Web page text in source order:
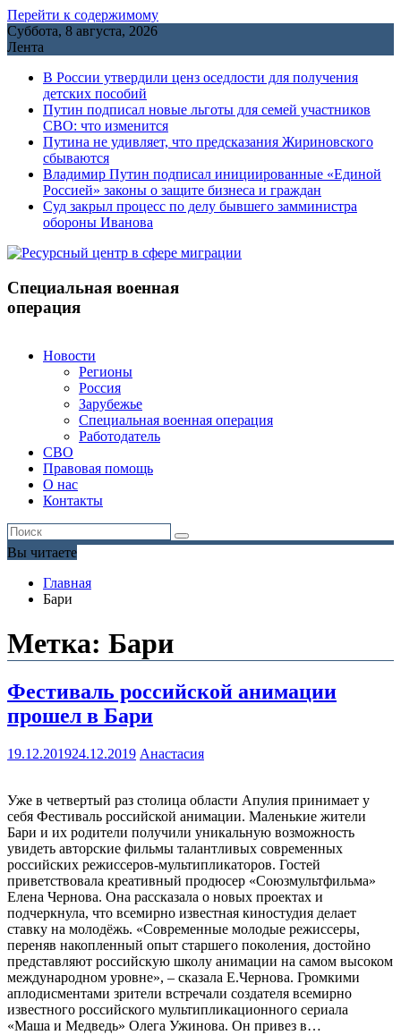
Перейти к содержимому
Суббота, 8 августа, 2026
Лента
В России утвердили ценз оседлости для получения
детских пособий
Путин подписал новые льготы для семей участников
СВО: что изменится
Путина не удивляет, что предсказания Жириновского
сбываются
Владимир Путин подписал инициированные «Единой
Россией» законы о защите бизнеса и граждан
Cуд закрыл процесс по делу бывшего замминистра
обороны Иванова
Специальная военная
операция
Новости
Регионы
Россия
Зарубежье
Специальная военная операция
Работодатель
СВО
Правовая помощь
О нас
Контакты
Вы читаете
Главная
Бари
Метка: Бари
Фестиваль российской анимации
прошел в Бари
19.12.201924.12.2019 Анастасия
Уже в четвертый раз столица области Апулия принимает у
себя Фестиваль российской анимации. Маленькие жители
Бари и их родители получили уникальную возможность
увидеть авторские фильмы талантливых современных
российских режиссеров-мультипликаторов. Гостей
приветствовала креативный продюсер «Союзмультфильма»
Елена Чернова. Она рассказала о новых проектах и
подчеркнула, что всемирно известная киностудия делает
ставку на молодёжь. «Современные молодые режиссеры,
переняв накопленный опыт старшего поколения, достойно
представляют российскую школу анимации на самом высоком
международном уровне», – сказала Е.Чернова. Громкими
аплодисментами зрители встречали создателя всемирно
известного российского мультипликационного сериала
«Маша и Медведь» Олега Ужинова. Он привез в…